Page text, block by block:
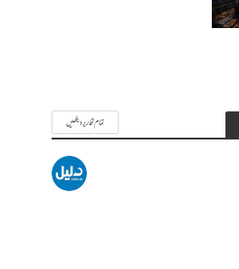
تمام تحاریر دیکھیں